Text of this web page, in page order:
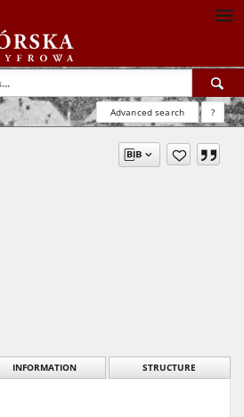
Advanced search ?
INFORMATION STRUCTURE